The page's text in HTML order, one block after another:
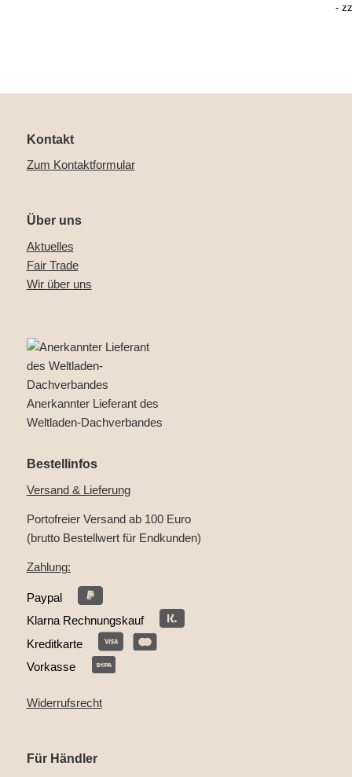
Kontakt
Zum Kontaktformular
Über uns
Aktuelles
Fair Trade
Wir über uns
Anerkannter Lieferant des
Weltladen-Dachverbandes
Bestellinfos
Versand & Lieferung
Portofreier Versand ab 100 Euro
(brutto Bestellwert für Endkunden)
Zahlung:
Paypal
Klarna Rechnungskauf
Kreditkarte
Vorkasse
Widerrufsrecht
Für Händler